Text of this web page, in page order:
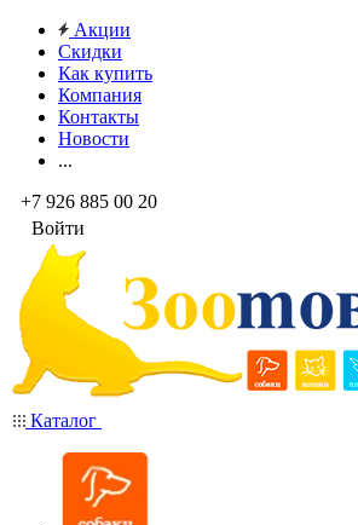
Акции
Скидки
Как купить
Компания
Контакты
Новости
...
+7 926 885 00 20
Войти
Каталог